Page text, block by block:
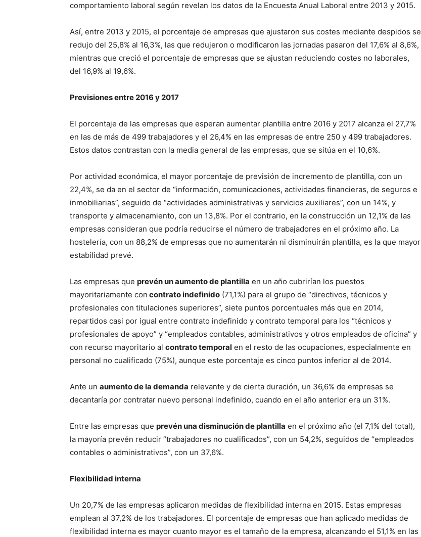
comportamiento laboral según revelan los datos de la Encuesta Anual Laboral entre 2013 y 2015.
Así, entre 2013 y 2015, el porcentaje de empresas que ajustaron sus costes mediante despidos se
redujo del 25,8% al 16,3%, las que redujeron o modificaron las jornadas pasaron del 17,6% al 8,6%,
mientras que creció el porcentaje de empresas que se ajustan reduciendo costes no laborales,
del 16,9% al 19,6%.
Previsiones entre 2016 y 2017
El porcentaje de las empresas que esperan aumentar plantilla entre 2016 y 2017 alcanza el 27,7%
en las de más de 499 trabajadores y el 26,4% en las empresas de entre 250 y 499 trabajadores.
Estos datos contrastan con la media general de las empresas, que se sitúa en el 10,6%.
Por actividad económica, el mayor porcentaje de previsión de incremento de plantilla, con un
22,4%, se da en el sector de “información, comunicaciones, actividades financieras, de seguros e
inmobiliarias”, seguido de “actividades administrativas y servicios auxiliares”, con un 14%, y
transporte y almacenamiento, con un 13,8%. Por el contrario, en la construcción un 12,1% de las
empresas consideran que podría reducirse el número de trabajadores en el próximo año. La
hostelería, con un 88,2% de empresas que no aumentarán ni disminuirán plantilla, es la que mayor
estabilidad prevé.
Las empresas que prevén un aumento de plantilla en un año cubrirían los puestos
mayoritariamente con contrato indefinido (71,1%) para el grupo de “directivos, técnicos y
profesionales con titulaciones superiores”, siete puntos porcentuales más que en 2014,
repartidos casi por igual entre contrato indefinido y contrato temporal para los “técnicos y
profesionales de apoyo” y “empleados contables, administrativos y otros empleados de oficina” y
con recurso mayoritario al contrato temporal en el resto de las ocupaciones, especialmente en
personal no cualificado (75%), aunque este porcentaje es cinco puntos inferior al de 2014.
Ante un aumento de la demanda relevante y de cierta duración, un 36,6% de empresas se
decantaría por contratar nuevo personal indefinido, cuando en el año anterior era un 31%.
Entre las empresas que prevén una disminución de plantilla en el próximo año (el 7,1% del total),
la mayoría prevén reducir “trabajadores no cualificados”, con un 54,2%, seguidos de “empleados
contables o administrativos”, con un 37,6%.
Flexibilidad interna
Un 20,7% de las empresas aplicaron medidas de flexibilidad interna en 2015. Estas empresas
emplean al 37,2% de los trabajadores. El porcentaje de empresas que han aplicado medidas de
flexibilidad interna es mayor cuanto mayor es el tamaño de la empresa, alcanzando el 51,1% en las